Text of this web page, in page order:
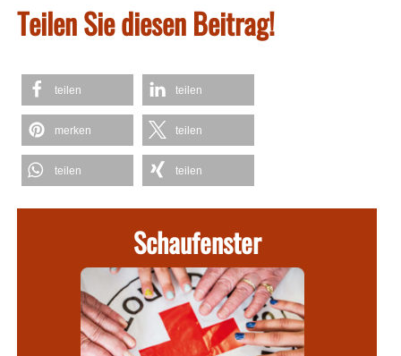
Teilen Sie diesen Beitrag!
teilen teilen
merken teilen
teilen teilen
Schaufenster